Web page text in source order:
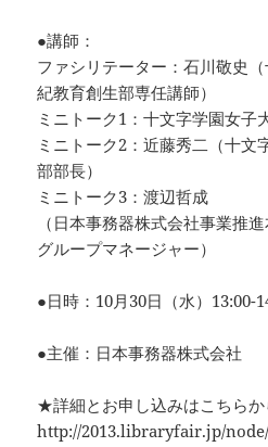
●講師：
ファシリテーター：石川敬史
紀教育創生部専任講師）
ミニトーク1：十文字学園女子
ミニトーク2：近藤秀二（十文
部部長）
ミニトーク3：渡辺哲成
（日本事務器株式会社事業推
グループマネージャー）
●日時：10月30日（水）13:00-
●主催：日本事務器株式会社
★詳細とお申し込みはこちらか
http://2013.libraryfair.jp/